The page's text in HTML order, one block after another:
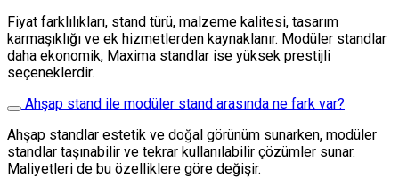
Fiyat farklılıkları, stand türü, malzeme kalitesi, tasarım
karmaşıklığı ve ek hizmetlerden kaynaklanır. Modüler standlar
daha ekonomik, Maxima standlar ise yüksek prestijli
seçeneklerdir.
Ahşap stand ile modüler stand arasında ne fark var?
Ahşap standlar estetik ve doğal görünüm sunarken, modüler
standlar taşınabilir ve tekrar kullanılabilir çözümler sunar.
Maliyetleri de bu özelliklere göre değişir.